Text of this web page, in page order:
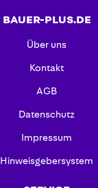
BAUER-PLUS.DE
Über uns
Kontakt
AGB
Datenschutz
Impressum
Hinweisgebersystem